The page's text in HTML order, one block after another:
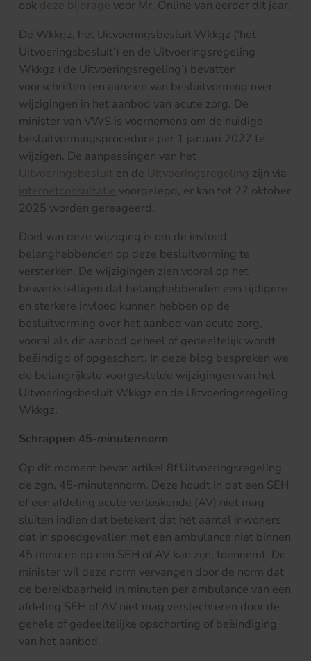
ook deze bijdrage voor Mr. Online van eerder dit jaar.
De Wkkgz, het Uitvoeringsbesluit Wkkgz (‘het
Uitvoeringsbesluit’) en de Uitvoeringsregeling
Wkkgz (‘de Uitvoeringsregeling’) bevatten
voorschriften ten aanzien van besluitvorming over
wijzigingen in het aanbod van acute zorg. De
minister van VWS is voornemens om de huidige
besluitvormingsprocedure per 1 januari 2027 te
wijzigen. De aanpassingen van het
Uitvoeringsbesluit en de Uitvoeringsregeling zijn via
internetconsultatie voorgelegd, er kan tot 27 oktober
2025 worden gereageerd.
Doel van deze wijziging is om de invloed
belanghebbenden op deze besluitvorming te
versterken. De wijzigingen zien vooral op het
bewerkstelligen dat belanghebbenden een tijdigere
en sterkere invloed kunnen hebben op de
besluitvorming over het aanbod van acute zorg,
vooral als dit aanbod geheel of gedeeltelijk wordt
beëindigd of opgeschort. In deze blog bespreken we
de belangrijkste voorgestelde wijzigingen van het
Uitvoeringsbesluit Wkkgz en de Uitvoeringsregeling
Wkkgz.
Schrappen 45-minutennorm
Op dit moment bevat artikel 8f Uitvoeringsregeling
de zgn. 45-minutennorm. Deze houdt in dat een SEH
of een afdeling acute verloskunde (AV) niet mag
sluiten indien dat betekent dat het aantal inwoners
dat in spoedgevallen met een ambulance niet binnen
45 minuten op een SEH of AV kan zijn, toeneemt. De
minister wil deze norm vervangen door de norm dat
de bereikbaarheid in minuten per ambulance van een
afdeling SEH of AV niet mag verslechteren door de
gehele of gedeeltelijke opschorting of beëindiging
van het aanbod.